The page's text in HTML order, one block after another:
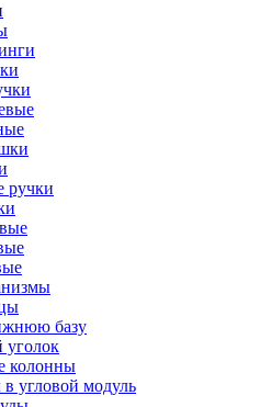
ручки
базу
колонны
угловой модуль